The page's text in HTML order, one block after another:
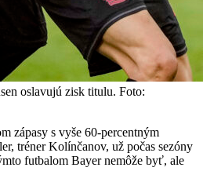
oslavujú zisk titulu. Foto:
zápasy s vyše 60-percentným
tréner Kolínčanov, už počas sezóny
futbalom Bayer nemôže byť, ale